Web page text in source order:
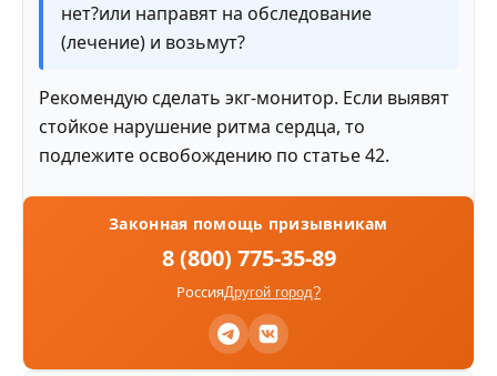
нет?или направят на обследование
(лечение) и возьмут?
Рекомендую сделать экг-монитор. Если выявят
стойкое нарушение ритма сердца, то
подлежите освобождению по статье 42.
Законная помощь призывникам
8 (800) 775-35-89
РоссияДругой город?